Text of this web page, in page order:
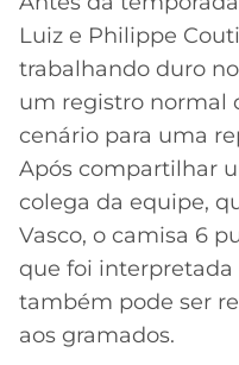
CÓDIGO
DE
INDICAÇÃO
BET365
CÓDIGO
BETANO
MELHORES
APPS
DE
CORINTHIANS
SÃO
PAULO
SANTOS
FLAMENGO
FLUMINENSE
A
COPA
DO
BRASIL
PREMIER
LEAGUE
MERCADO
BOLA
PALPITES
Luiz e Philippe
trabalhando duro
um registro normal
cenário para uma
Após compartilhar
colega da equipe,
Vasco, o camisa 6
que foi
também pode ser
aos gramados.